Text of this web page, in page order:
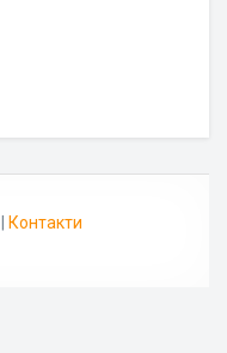
Контакти